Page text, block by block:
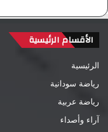
الأقسام الرئيسية
الرئيسية
رياضة سودانية
رياضة عربية
آراء وأصداء